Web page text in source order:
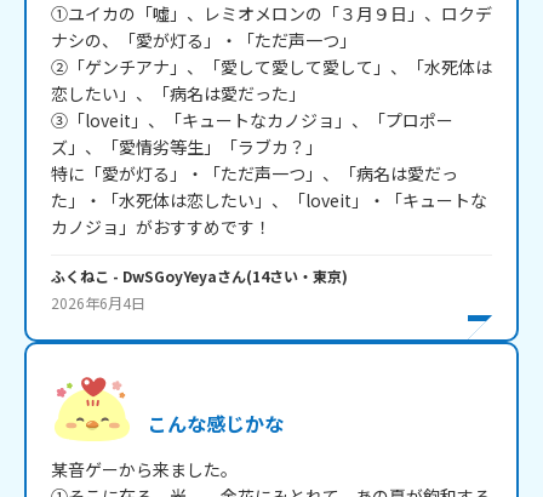
①ユイカの「噓」、レミオメロンの「３月９日」、ロクデ
ナシの、「愛が灯る」・「ただ声一つ」
②「ゲンチアナ」、「愛して愛して愛して」、「水死体は
恋したい」、「病名は愛だった」
③「loveit」、「キュートなカノジョ」、「プロポー
ズ」、「愛情劣等生」「ラブカ？」
特に「愛が灯る」・「ただ声一つ」、「病名は愛だっ
た」・「水死体は恋したい」、「loveit」・「キュートな
カノジョ」がおすすめです！
ふくねこ - DwSGoyYeyaさん(14さい・ 東京)
2026年6月4日
こんな感じかな
某音ゲーから来ました。